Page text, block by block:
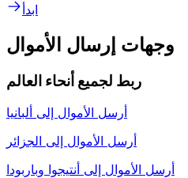
ابدأ
وجهات إرسال الأموال
ربط لجميع أنحاء العالم
أرسل الأموال إلى ألبانيا
أرسل الأموال إلى الجزائر
أرسل الأموال إلى أنتيجوا وباربودا